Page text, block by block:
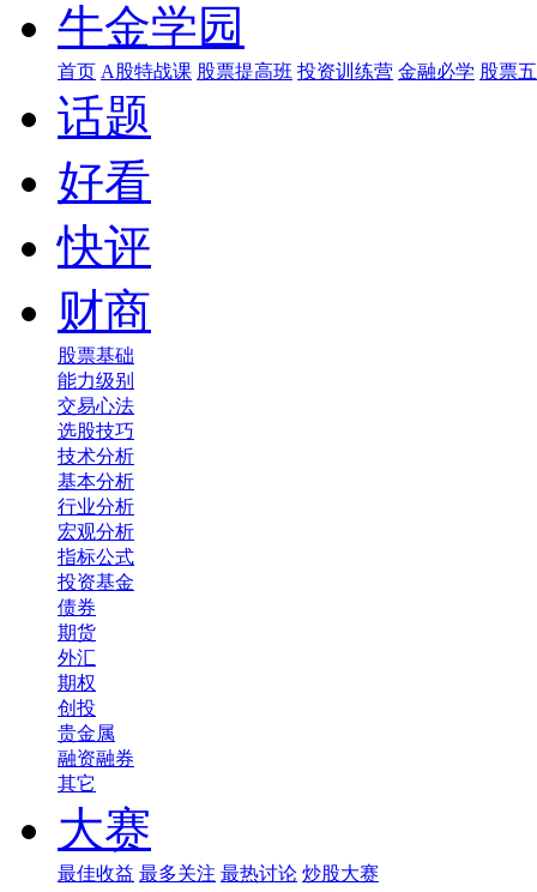
牛金学园
首页 A股特战课 股票提高班 投资训练营 金融必学 股票
话题
好看
快评
财商
股票基础
能力级别
交易心法
选股技巧
技术分析
基本分析
行业分析
宏观分析
指标公式
投资基金
债券
期货
外汇
期权
创投
贵金属
融资融券
其它
大赛
最佳收益 最多关注 最热讨论 炒股大赛